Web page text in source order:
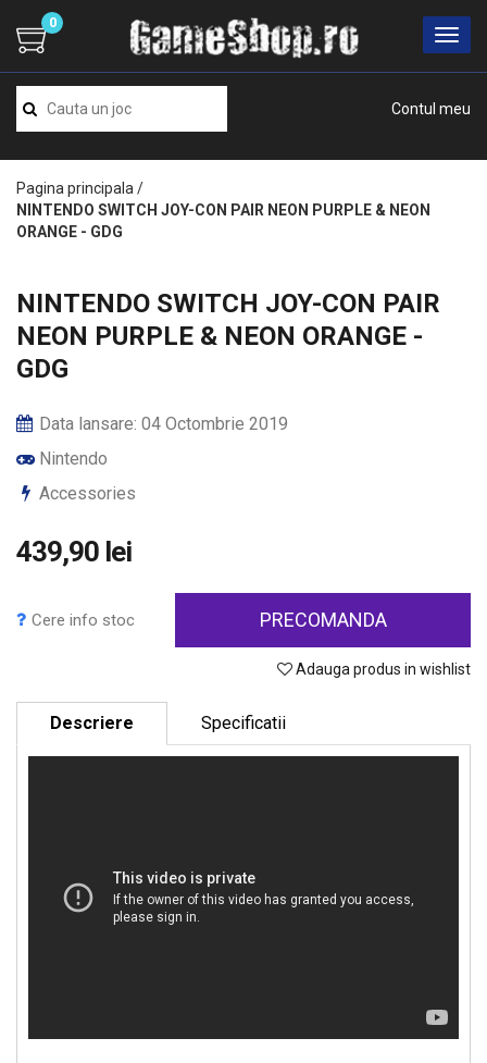
Contul meu
0
Pagina principala /
NINTENDO SWITCH JOY-CON PAIR NEON PURPLE & NEON
ORANGE - GDG
NINTENDO SWITCH JOY-CON PAIR
NEON PURPLE & NEON ORANGE -
GDG
Data lansare: 04 Octombrie 2019
Nintendo
Accessories
439,90 lei
Cere info stoc PRECOMANDA
Adauga produs in wishlist
Descriere Specificatii